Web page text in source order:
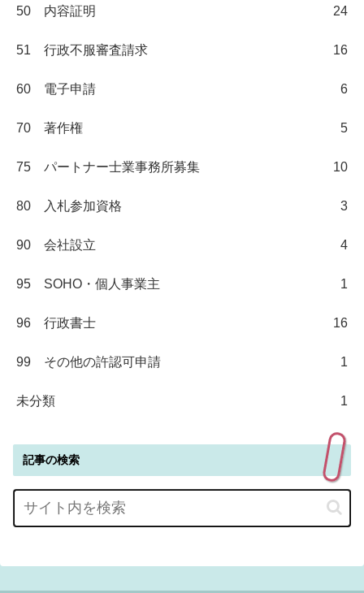
50 内容証明 24
51 行政不服審査請求 16
60 電子申請 6
70 著作権 5
75 パートナー士業事務所募集 10
80 入札参加資格 3
90 会社設立 4
95 SOHO・個人事業主 1
96 行政書士 16
99 その他の許認可申請 1
未分類 1
記事の検索